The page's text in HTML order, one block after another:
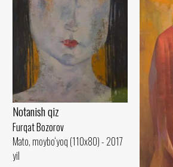
Notanish qiz
Furqat Bozorov
Mato, moybo‘yoq (110x80) - 2017
yil